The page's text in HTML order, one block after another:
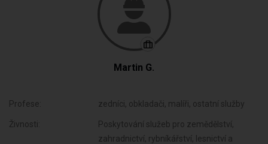
Martin G.
Profese: zedníci, obkladači, malíři, ostatní služby
Živnosti:
Poskytování služeb pro zemědělství,
zahradnictví, rybníkářství, lesnictví a